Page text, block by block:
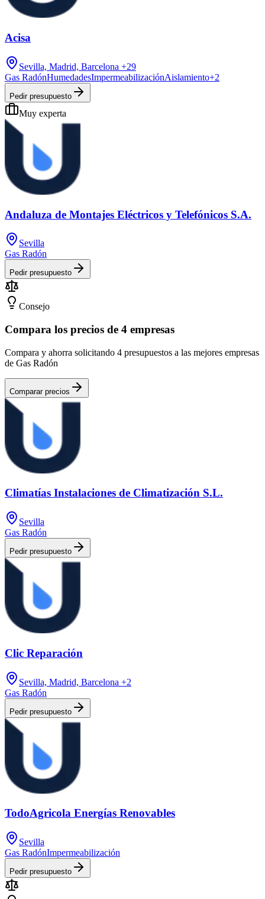
Acisa
Sevilla, Madrid, Barcelona +29
Gas RadónHumedadesImpermeabilizaciónAislamiento+2
Pedir presupuesto
Muy experta
Andaluza de Montajes Eléctricos y Telefónicos S.A.
Sevilla
Gas Radón
Pedir presupuesto
Consejo
Compara los precios de 4 empresas
Compara y ahorra solicitando 4 presupuestos a las mejores empresas
de Gas Radón
Comparar precios
Climatías Instalaciones de Climatización S.L.
Sevilla
Gas Radón
Pedir presupuesto
Clic Reparación
Sevilla, Madrid, Barcelona +2
Gas Radón
Pedir presupuesto
TodoAgricola Energías Renovables
Sevilla
Gas RadónImpermeabilización
Pedir presupuesto